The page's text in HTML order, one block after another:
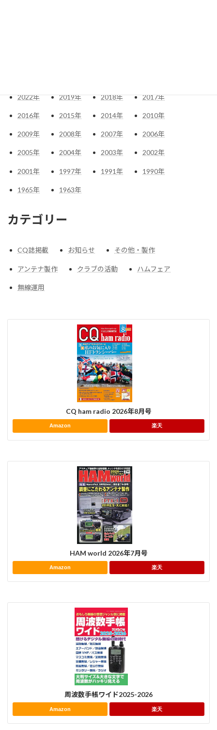
2022年 2019年 2018年 2017年
2016年 2015年 2014年 2010年
2009年 2008年 2007年 2006年
2005年 2004年 2003年 2002年
2001年 1997年 1991年 1990年
1965年 1963年
カテゴリー
CQ誌掲載 お知らせ その他・製作
アンテナ製作 クラブの活動 ハムフェア
無線運用
CQ ham radio 2026年8月号
Amazon 楽天
HAM world 2026年7月号
Amazon 楽天
周波数手帳ワイド2025-2026
Amazon 楽天